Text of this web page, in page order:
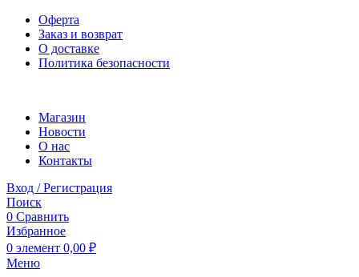
Оферта
Заказ и возврат
О доставке
Политика безопасности
Магазин
Новости
O нас
Контакты
Вход / Регистрация
Поиск
0 Сравнить
Избранное
0 элемент 0,00 ₽
Меню